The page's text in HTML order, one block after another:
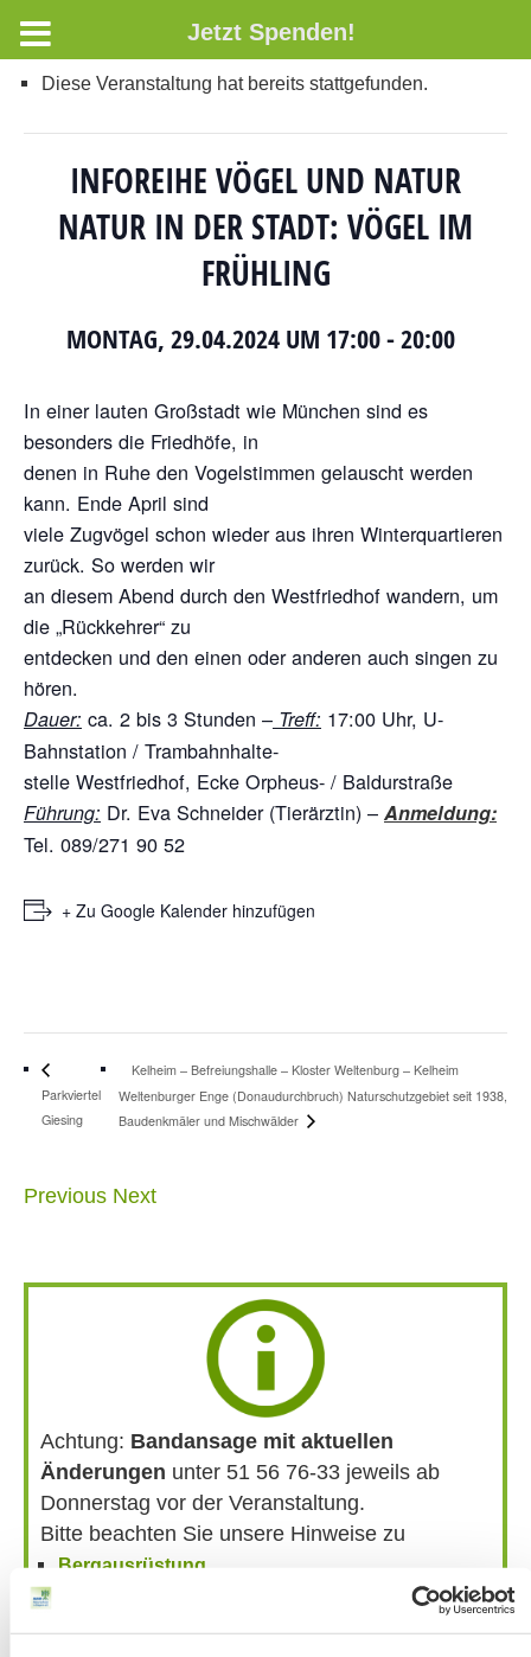
Diese Veranstaltung hat bereits stattgefunden.
INFOREIHE VÖGEL UND NATUR
NATUR IN DER STADT: VÖGEL IM
FRÜHLING
MONTAG, 29.04.2024 UM 17:00-20:00
In einer lauten Großstadt wie München sind es
besonders die Friedhöfe, in
denen in Ruhe den Vogelstimmen gelauscht werden
kann. Ende April sind
viele Zugvögel schon wieder aus ihren Winterquartieren
zurück. So werden wir
an diesem Abend durch den Westfriedhof wandern, um
die „Rückkehrer“ zu
entdecken und den einen oder anderen auch singen zu
hören.
Dauer: ca. 2 bis 3 Stunden – Treff: 17:00 Uhr, U-
Bahnstation / Trambahnhalte-
stelle Westfriedhof, Ecke Orpheus- / Baldurstraße
Führung: Dr. Eva Schneider (Tierärztin) – Anmeldung:
Tel. 089/271 90 52
+ Zu Google Kalender hinzufügen
Parkviertel
Giesing
Kelheim – Befreiungshalle – Kloster Weltenburg – Kelheim
Weltenburger Enge (Donaudurchbruch) Naturschutzgebiet seit 1938,
Baudenkmäler und Mischwälder
Previous Next
Achtung: Bandansage mit aktuellen
Änderungen unter 51 56 76-33 jeweils ab
Donnerstag vor der Veranstaltung.
Bitte beachten Sie unsere Hinweise zu
Bergausrüstung
Jetzt Spenden!